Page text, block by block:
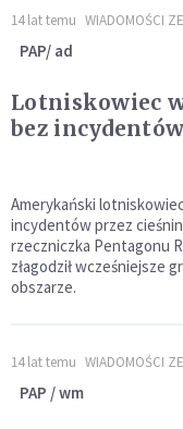
14 lat temu WIADOMOŚCI
PAP/ ad
Lotniskowiec
bez incydentów
Amerykański
incydentów przez
rzeczniczka Pentagonu
złagodził wcześniejsze
obszarze.
14 lat temu WIADOMOŚCI
PAP / wm